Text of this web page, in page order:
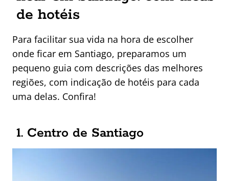
de hotéis
Para facilitar sua vida na hora de escolher
onde ficar em Santiago, preparamos um
pequeno guia com descrições das melhores
regiões, com indicação de hotéis para cada
uma delas. Confira!
1. Centro de Santiago